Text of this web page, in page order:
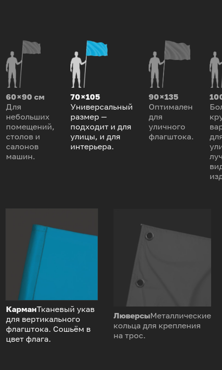
60 × 90 см
Для
небольших
помещений,
столов и
салонов
машин.
70 × 105
Универсальный
размер —
подходит и для
улицы, и для
интерьера.
90 × 135
Оптимален
для
уличного
флагштока.
КарманТканевый укав
для вертикального
флагштока. Сошьём в
цвет флага.
ЛюверсыМеталлические
кольца для крепления
на трос.